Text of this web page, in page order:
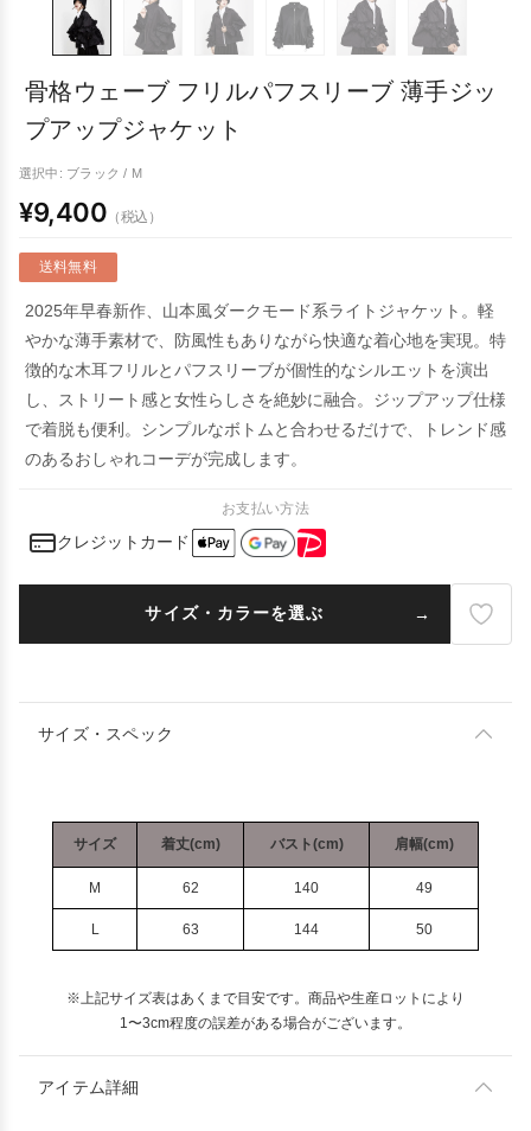
骨格ウェーブ フリルパフスリーブ 薄手ジッ
プアップジャケット
選択中: ブラック / M
¥9,400 （税込）
送料無料
2025年早春新作、山本風ダークモード系ライトジャケット。軽
やかな薄手素材で、防風性もありながら快適な着心地を実現。特
徴的な木耳フリルとパフスリーブが個性的なシルエットを演出
し、ストリート感と女性らしさを絶妙に融合。ジップアップ仕様
で着脱も便利。シンプルなボトムと合わせるだけで、トレンド感
のあるおしゃれコーデが完成します。
お支払い方法
クレジットカード
サイズ・カラーを選ぶ
サイズ・スペック
サイズ 着丈(cm) バスト(cm) 肩幅(cm)
M 62 140 49
L 63 144 50
※上記サイズ表はあくまで目安です。商品や生産ロットにより
1〜3cm程度の誤差がある場合がございます。
アイテム詳細